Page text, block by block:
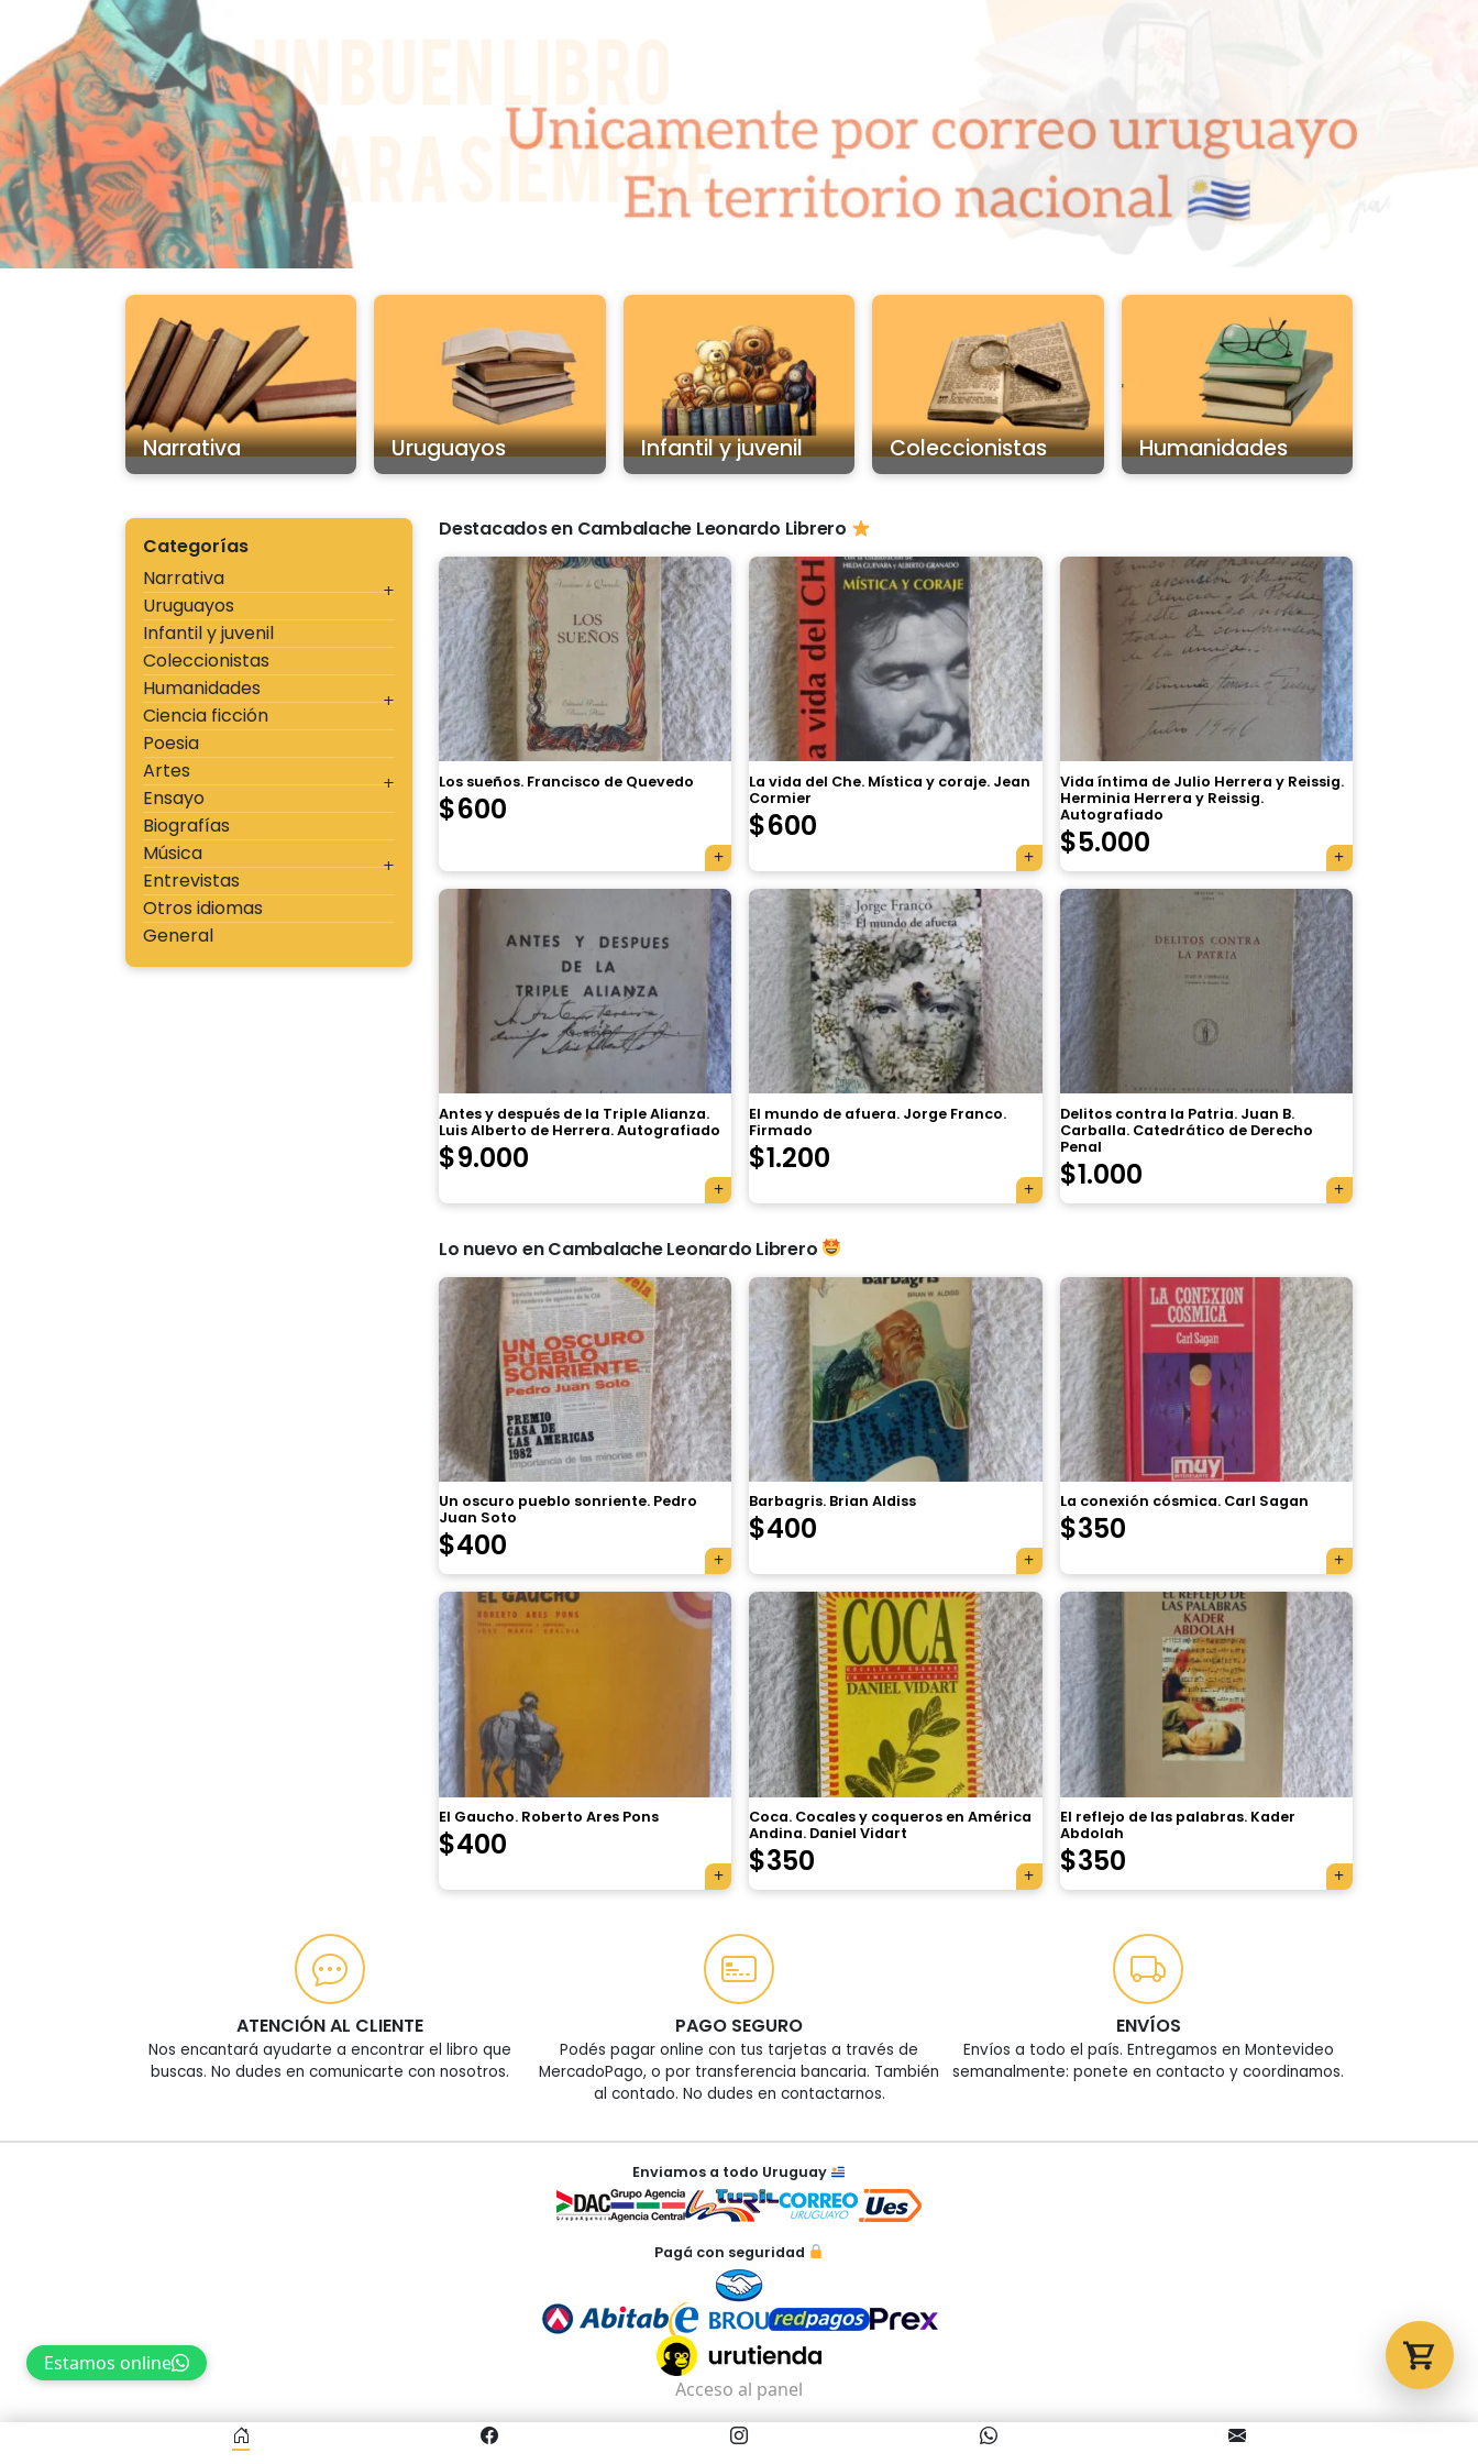
Narrativa Uruguayos Infantil y juvenil Coleccionistas Humanidades
Categorías
Narrativa
Uruguayos
Infantil y juvenil
Coleccionistas
Humanidades
Ciencia ficción
Poesia
Artes
Ensayo
Biografías
Música
Entrevistas
Otros idiomas
General
Destacados en Cambalache Leonardo Librero
Los sueños. Francisco de Quevedo
$600
La vida del Che. Mística y coraje. Jean
Cormier
$600
Vida íntima de Julio Herrera y Reissig.
Herminia Herrera y Reissig.
Autografiado
$5.000
Antes y después de la Triple Alianza.
Luis Alberto de Herrera. Autografiado
$9.000
El mundo de afuera. Jorge Franco.
Firmado
$1.200
Delitos contra la Patria. Juan B.
Carballa. Catedrático de Derecho
Penal
$1.000
Lo nuevo en Cambalache Leonardo Librero
Un oscuro pueblo sonriente. Pedro
Juan Soto
$400
Barbagris. Brian Aldiss
$400
La conexión cósmica. Carl Sagan
$350
El Gaucho. Roberto Ares Pons
$400
Coca. Cocales y coqueros en América
Andina. Daniel Vidart
$350
El reflejo de las palabras. Kader
Abdolah
$350
ATENCIÓN AL CLIENTE
Nos encantará ayudarte a encontrar el libro que
buscas. No dudes en comunicarte con nosotros.
PAGO SEGURO
Podés pagar online con tus tarjetas a través de
MercadoPago, o por transferencia bancaria. También
al contado. No dudes en contactarnos.
ENVÍOS
Envíos a todo el país. Entregamos en Montevideo
semanalmente: ponete en contacto y coordinamos.
Enviamos a todo Uruguay
Pagá con seguridad
Estamos online
Acceso al panel
Tu carrito está vacío.
Agregá un producto y aparecerá acá
automáticamente.